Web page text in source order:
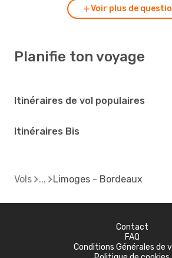
Voir plus de
Planifie ton voyage
Itinéraires de vol populaires
Itinéraires Bis
Vols Limoges - Bordeaux
Contact
FAQ
Conditions Générales de